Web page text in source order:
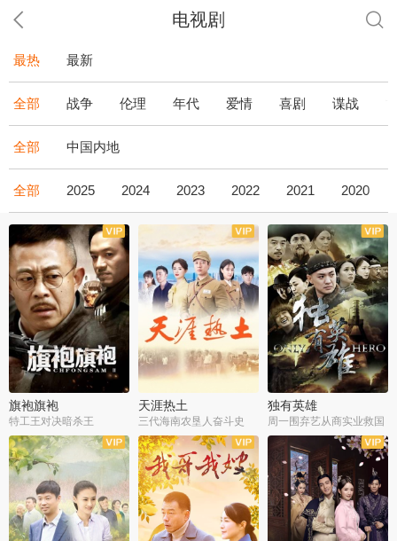
电视剧
最热 最新
全部 战争 伦理 年代 爱情 喜剧 谍战
全部 中国内地
全部 2025 2024 2023 2022 2021 2020
全43集
旗袍旗袍
特工王对决暗杀王
全36集
天涯热土
三代海南农垦人奋斗史
全34集
独有英雄
周一围弃艺从商实业救国
全34集
全50集 全51集